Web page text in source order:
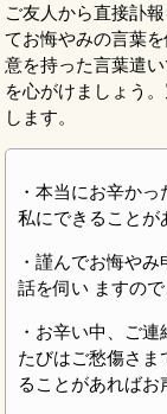
ご友人から直接訃
てお悔やみの言葉
意を持った言葉遣
を心がけましょう
します。
・本当にお辛か
私にできることが
・謹んでお悔や
話を伺い ますの
・お辛い中、ご
たびはご愁傷さま
ることがあればお